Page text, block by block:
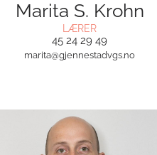
Marita S. Krohn
LÆRER
45 24 29 49
marita@gjennestadvgs.no